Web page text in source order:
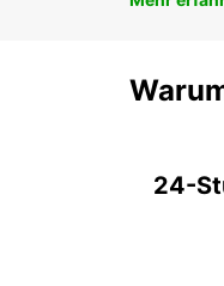
24-